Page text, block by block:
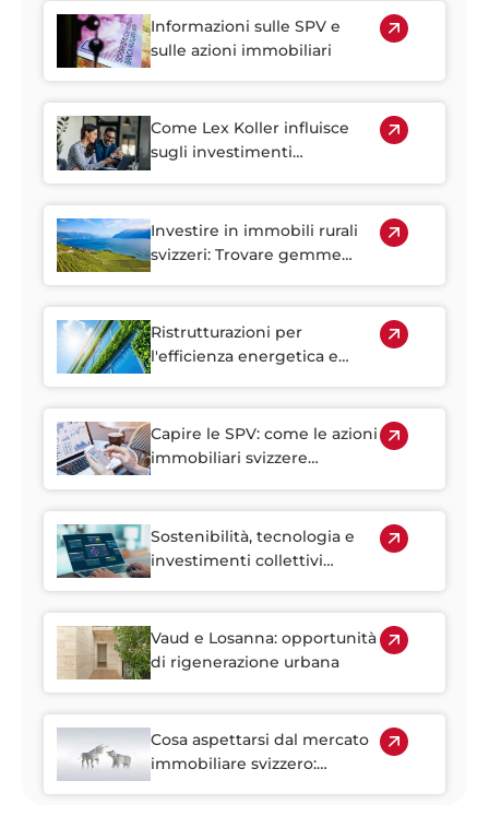
Informazioni sulle SPV e
sulle azioni immobiliari
Come Lex Koller influisce
sugli investimenti
Investire in immobili rurali
svizzeri: Trovare gemme
Ristrutturazioni per
l'efficienza energetica e
patrimonio abitativo più
vecchio della Svizzera
Capire le SPV: come le azioni
immobiliari svizzere
Sostenibilità, tecnologia e
investimenti collettivi
Vaud e Losanna: opportunità
di rigenerazione urbana
Cosa aspettarsi dal mercato
immobiliare svizzero: